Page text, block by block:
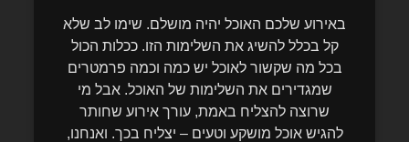
באירוע שלכם האוכל יהיה מושלם. שימו לב שלא
קל בכלל להשיג את השלימות הזו. ככלות הכול
בכל מה שקשור לאוכל יש כמה וכמה פרמטרים
שמגדירים את השלימות של האוכל. אבל מי
שרוצה להצליח באמת, עורך אירוע שחותר
להגיש אוכל מושקע וטעים – יצליח בכך. ואנחנו,